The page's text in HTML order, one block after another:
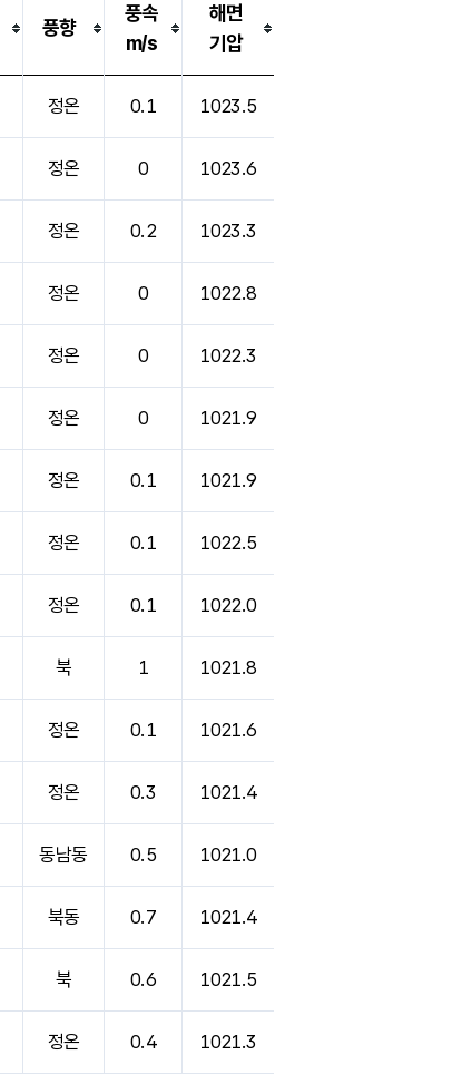
풍향
풍속
m/s
해면
기압
정온 0.1 1023.5
정온 0 1023.6
정온 0.2 1023.3
정온 0 1022.8
정온 0 1022.3
정온 0 1021.9
정온 0.1 1021.9
정온 0.1 1022.5
정온 0.1 1022.0
북 1 1021.8
정온 0.1 1021.6
정온 0.3 1021.4
동남동 0.5 1021.0
북동 0.7 1021.4
북 0.6 1021.5
정온 0.4 1021.3